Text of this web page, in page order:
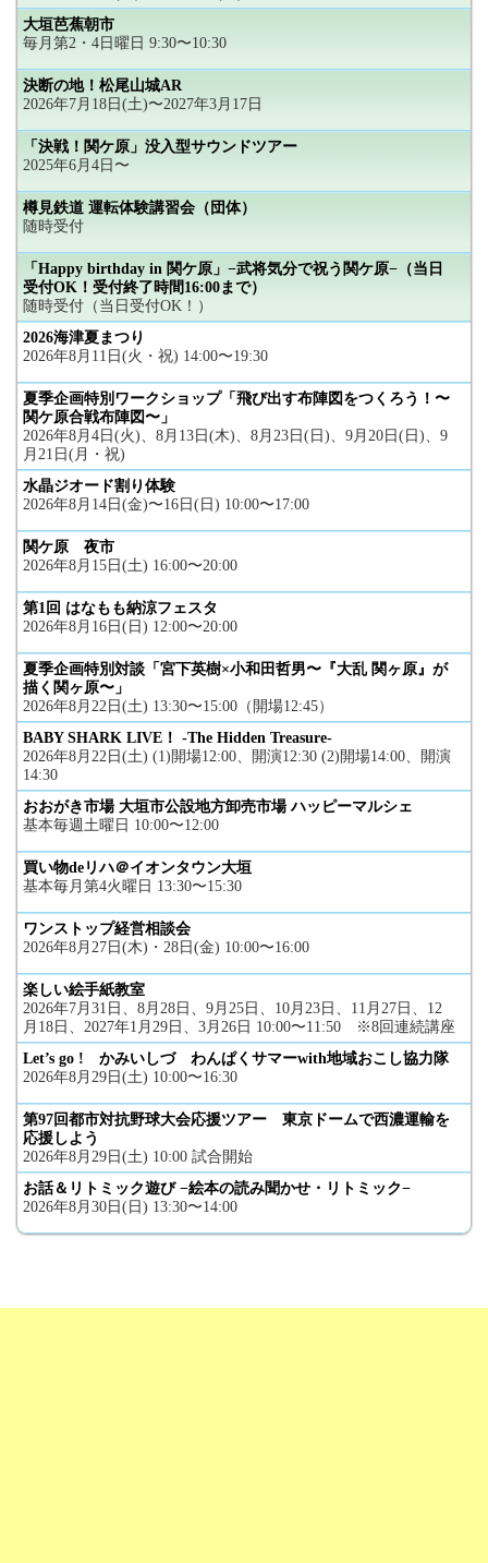
大垣芭蕉朝市
毎月第2・4日曜日 9:30〜10:30
決断の地！松尾山城AR
2026年7月18日(土)〜2027年3月17日
「決戦！関ケ原」没入型サウンドツアー
2025年6月4日〜
樽見鉄道 運転体験講習会（団体）
随時受付
「Happy birthday in 関ケ原」−武将気分で祝う関ケ原−（当日
受付OK！受付終了時間16:00まで）
随時受付（当日受付OK！）
2026海津夏まつり
2026年8月11日(火・祝) 14:00〜19:30
夏季企画特別ワークショップ「飛び出す布陣図をつくろう！〜
関ケ原合戦布陣図〜」
2026年8月4日(火)、8月13日(木)、8月23日(日)、9月20日(日)、9
月21日(月・祝)
水晶ジオード割り体験
2026年8月14日(金)〜16日(日) 10:00〜17:00
関ケ原 夜市
2026年8月15日(土) 16:00〜20:00
第1回 はなもも納涼フェスタ
2026年8月16日(日) 12:00〜20:00
夏季企画特別対談「宮下英樹×小和田哲男〜『大乱 関ヶ原』が
描く関ヶ原〜」
2026年8月22日(土) 13:30〜15:00（開場12:45）
BABY SHARK LIVE！ -The Hidden Treasure-
2026年8月22日(土) (1)開場12:00、開演12:30 (2)開場14:00、開演
14:30
おおがき市場 大垣市公設地方卸売市場 ハッピーマルシェ
基本毎週土曜日 10:00〜12:00
買い物deリハ＠イオンタウン大垣
基本毎月第4火曜日 13:30〜15:30
ワンストップ経営相談会
2026年8月27日(木)・28日(金) 10:00〜16:00
楽しい絵手紙教室
2026年7月31日、8月28日、9月25日、10月23日、11月27日、12
月18日、2027年1月29日、3月26日 10:00〜11:50 ※8回連続講座
Let’s go ! かみいしづ わんぱくサマーwith地域おこし協力隊
2026年8月29日(土) 10:00〜16:30
第97回都市対抗野球大会応援ツアー 東京ドームで西濃運輸を
応援しよう
2026年8月29日(土) 10:00 試合開始
お話＆リトミック遊び −絵本の読み聞かせ・リトミック−
2026年8月30日(日) 13:30〜14:00